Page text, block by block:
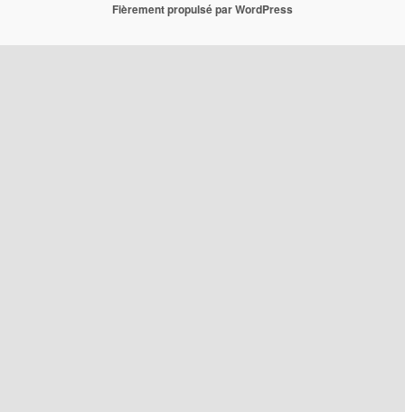
Fièrement propulsé par WordPress